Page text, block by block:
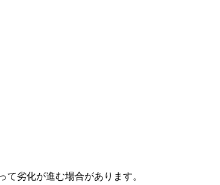
劣化が進む場合があります。